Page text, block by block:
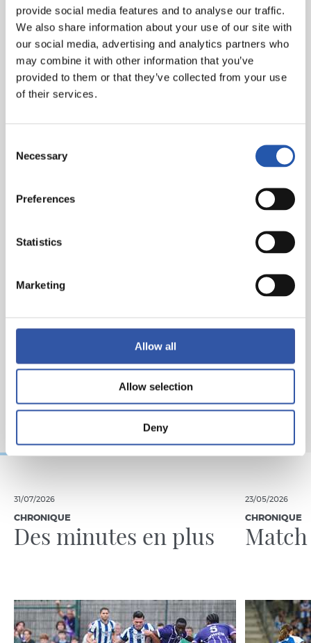
provide social media features and to analyse our traffic.
We also share information about your use of our site with
our social media, advertising and analytics partners who
may combine it with other information that you’ve
provided to them or that they’ve collected from your use
of their services.
Selection
Necessary
Preferences
Statistics
Marketing
Allow all
Allow selection
Deny
Granada CF : Maximiano, Arias, Germán (casquette),
Duarte, Neva (Escudero, min.79), Gonalons, Milla
(Monchu, min.79), Rochina (Bacca, min.66), Montoro,
Machis (Puertas, min. .24) et Luis Suárez.
Real Sociedad :
(cap) (Lobete, min.76) et Sorloth (Zubeldia, min.76).
min 60. 2-2 : Mila (pen.), Min.71. 2-3 : Aritz, min.82
Suárez, Rochina, Duarte, Arias et Germán et le visiteur
31/07/2026
CHRONIQUE
Des minutes en plus
23/05/2026
CHRONIQUE